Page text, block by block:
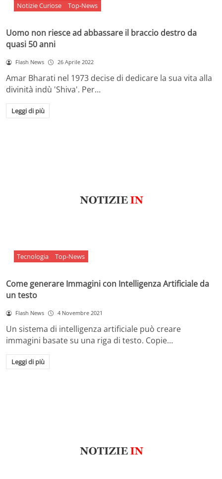
Notizie Curiose Top-News
Uomo non riesce ad abbassare il braccio destro da
quasi 50 anni
Flash News 26 Aprile 2022
Amar Bharati nel 1973 decise di dedicare la sua vita alla
divinità indù 'Shiva'. Per…
Leggi di più
Tecnologia Top-News
Come generare Immagini con Intelligenza Artificiale da
un testo
Flash News 4 Novembre 2021
Un sistema di intelligenza artificiale può creare
immagini basate su una riga di testo. Copie…
Leggi di più